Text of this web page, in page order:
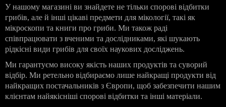
У нашому магазині ви знайдете не тільки спорові відбитки
грибів, але й інші цікаві предмети для мікології, такі як
мікроскопи та книги про гриби. Ми також раді
співпрацювати з вченими та дослідниками, які шукають
рідкісні види грибів для своїх наукових досліджень.
Ми гарантуємо високу якість наших продуктів та суворий
відбір. Ми ретельно відбираємо лише найкращі продукти від
найкращих постачальників з Європи, щоб забезпечити нашим
клієнтам найякісніші спорові відбитки та інші матеріали.